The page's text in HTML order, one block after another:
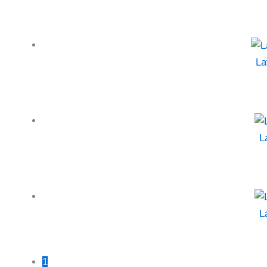
1